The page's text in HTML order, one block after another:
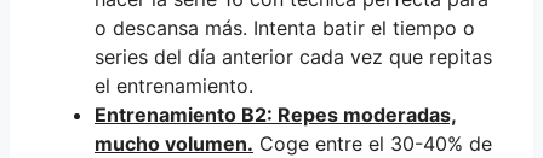
o descansa más. Intenta batir el tiempo o
series del día anterior cada vez que repitas
el entrenamiento.
Entrenamiento B2: Repes moderadas,
mucho volumen. Coge entre el 30-40% de